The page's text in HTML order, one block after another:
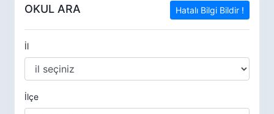
OKUL ARA Hatalı Bilgi Bildir !
İl
İlçe